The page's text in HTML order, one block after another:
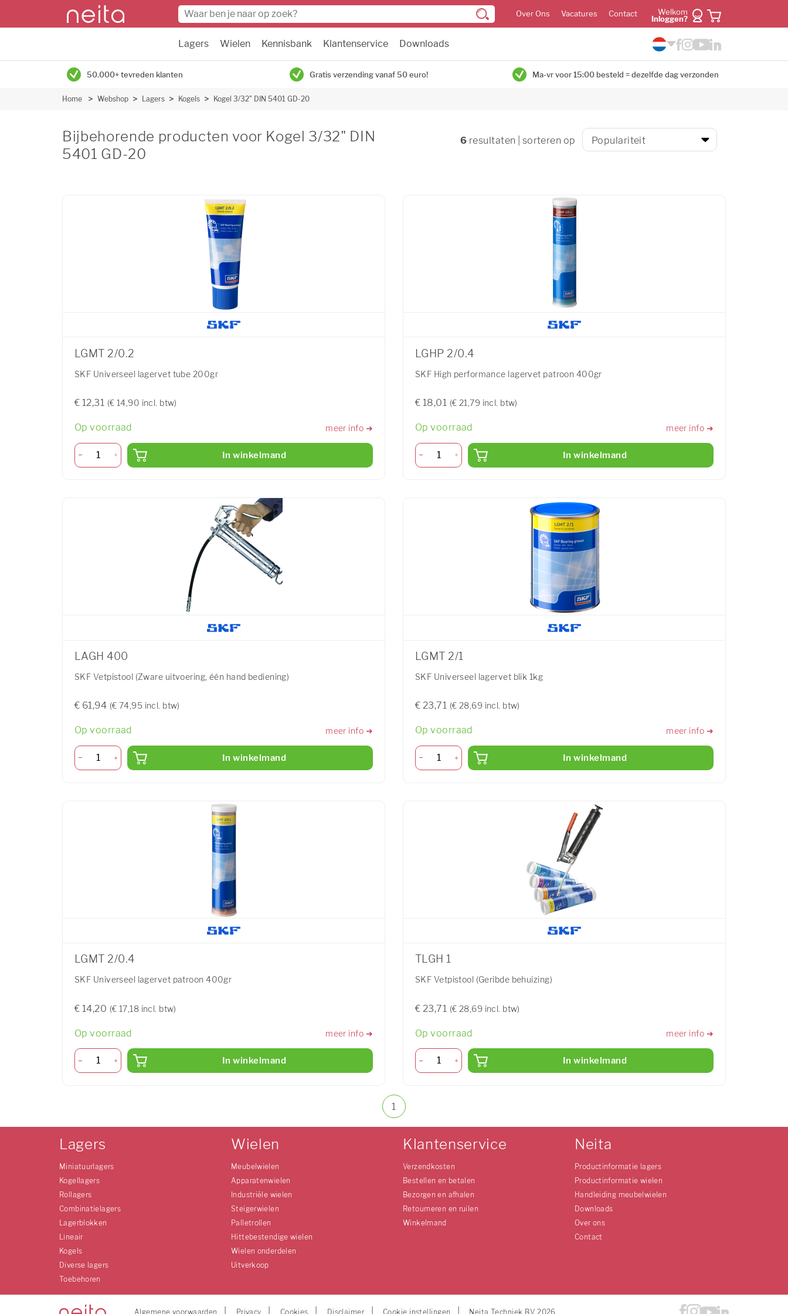
Over Ons Vacatures Contact
Welkom
Inloggen?
Lagers Wielen Kennisbank Klantenservice Downloads
50.000+ tevreden klanten Gratis verzending vanaf 50 euro! Ma-vr voor 15:00 besteld = dezelfde dag verzonden
Home Webshop Lagers Kogels Kogel 3/32" DIN 5401 GD-20
Bijbehorende producten voor Kogel 3/32" DIN
5401 GD-20
6 resultaten | sorteren op
LGMT 2/0.2
SKF Universeel lagervet tube 200gr
€ 12,31 (€ 14,90 incl. btw)
Op voorraad meer info ➜
In winkelmand
LGHP 2/0.4
SKF High performance lagervet patroon 400gr
€ 18,01 (€ 21,79 incl. btw)
Op voorraad meer info ➜
In winkelmand
LAGH 400
SKF Vetpistool (Zware uitvoering, één hand bediening)
€ 61,94 (€ 74,95 incl. btw)
Op voorraad meer info ➜
In winkelmand
LGMT 2/1
SKF Universeel lagervet blik 1kg
€ 23,71 (€ 28,69 incl. btw)
Op voorraad meer info ➜
In winkelmand
LGMT 2/0.4
SKF Universeel lagervet patroon 400gr
€ 14,20 (€ 17,18 incl. btw)
Op voorraad meer info ➜
In winkelmand
TLGH 1
SKF Vetpistool (Geribde behuizing)
€ 23,71 (€ 28,69 incl. btw)
Op voorraad meer info ➜
In winkelmand
1
Lagers
Miniatuurlagers
Kogellagers
Rollagers
Combinatielagers
Lagerblokken
Lineair
Kogels
Diverse lagers
Toebehoren
Wielen
Meubelwielen
Apparatenwielen
Industriële wielen
Steigerwielen
Palletrollen
Hittebestendige wielen
Wielen onderdelen
Uitverkoop
Klantenservice
Verzendkosten
Bestellen en betalen
Bezorgen en afhalen
Retourneren en ruilen
Winkelmand
Neita
Productinformatie lagers
Productinformatie wielen
Handleiding meubelwielen
Downloads
Over ons
Contact
Algemene voorwaarden Privacy Cookies Disclaimer Cookie instellingen Neita Techniek B.V. 2026